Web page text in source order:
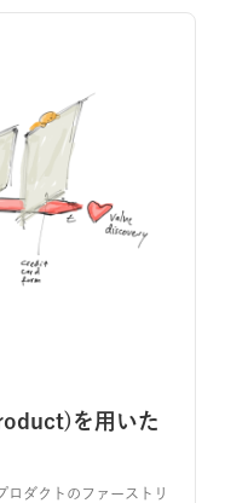
を用いた
ロダクトのファーストリ